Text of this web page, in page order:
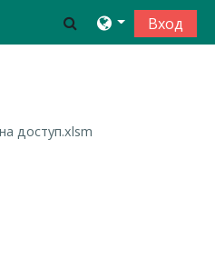
Toggle search
Вход
доступ.xlsm